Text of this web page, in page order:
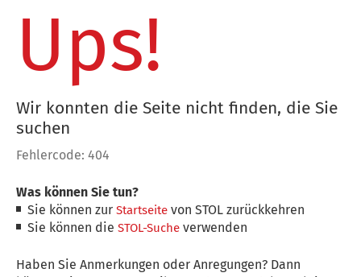
Ups!
Wir konnten die Seite nicht finden, die Sie
suchen
Fehlercode: 404
Was können Sie tun?
Sie können zurStartseite von STOL zurückkehren
Sie können dieSTOL-Suche verwenden
Haben Sie Anmerkungen oder Anregungen? Dann